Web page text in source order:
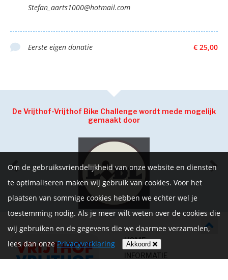
Stefan_aarts1000@hotmail.com
€ 25,00
Eerste eigen donatie
De Vrijthof-Vrijthof Bike Challenge wordt mede mogelijk
gemaakt door
HOME
INFORMATIE
Om de gebruiksvriendelijkheid van onze website en diensten
te optimaliseren maken wij gebruik van cookies. Voor het
plaatsen van sommige cookies hebben we echter wel je
toestemming nodig. Als je meer wilt weten over de cookies die
wij gebruiken en de gegevens die we daarmee verzamelen,
lees dan onzePrivacyverklaring Akkoord